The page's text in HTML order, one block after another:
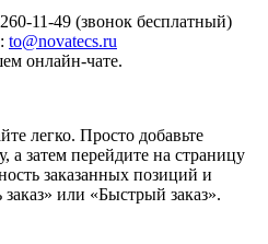
11-49 (звонок бесплатный)
to@novatecs.ru
онлайн-чате.
легко. Просто добавьте
а затем перейдите на страницу
заказанных позиций и
или «Быстрый заказ».